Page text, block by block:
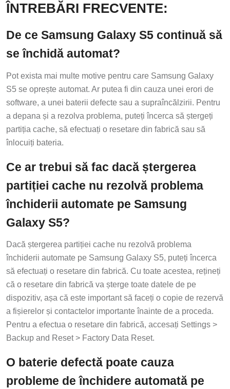
ÎNTREBĂRI FRECVENTE:
De ce Samsung Galaxy S5 continuă să
se închidă automat?
Pot exista mai multe motive pentru care Samsung Galaxy
S5 se oprește automat. Ar putea fi din cauza unei erori de
software, a unei baterii defecte sau a supraîncălzirii. Pentru
a depana și a rezolva problema, puteți încerca să ștergeți
partiția cache, să efectuați o resetare din fabrică sau să
înlocuiți bateria.
Ce ar trebui să fac dacă ștergerea
partiției cache nu rezolvă problema
închiderii automate pe Samsung
Galaxy S5?
Dacă ștergerea partiției cache nu rezolvă problema
închiderii automate pe Samsung Galaxy S5, puteți încerca
să efectuați o resetare din fabrică. Cu toate acestea, rețineți
că o resetare din fabrică va șterge toate datele de pe
dispozitiv, așa că este important să faceți o copie de rezervă
a fișierelor și contactelor importante înainte de a proceda.
Pentru a efectua o resetare din fabrică, accesați Settings >
Backup and Reset > Factory Data Reset.
O baterie defectă poate cauza
probleme de închidere automată pe